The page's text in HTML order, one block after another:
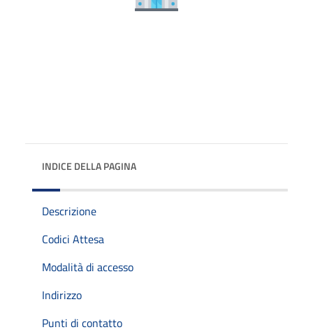
INDICE DELLA PAGINA
Descrizione
Codici Attesa
Modalità di accesso
Indirizzo
Punti di contatto